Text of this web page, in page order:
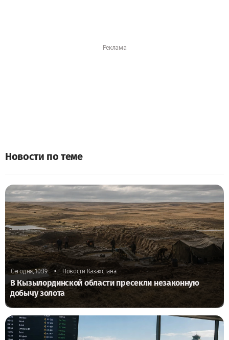
Новости по теме
Сегодня, 10:39 • Новости Казахстана
В Кызылординской области пресекли незаконную
добычу золота